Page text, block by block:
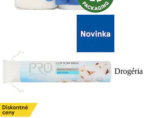
Drogéria